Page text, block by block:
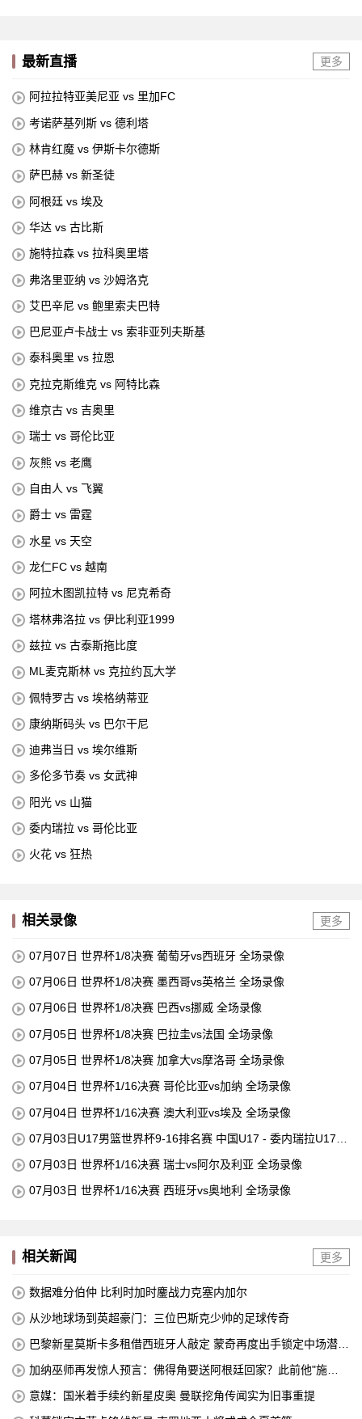
最新直播 更多
阿拉拉特亚美尼亚 vs 里加FC
考诺萨基列斯 vs 德利塔
林肯红魔 vs 伊斯卡尔德斯
萨巴赫 vs 新圣徒
阿根廷 vs 埃及
华达 vs 古比斯
施特拉森 vs 拉科奥里塔
弗洛里亚纳 vs 沙姆洛克
艾巴辛尼 vs 鲍里索夫巴特
巴尼亚卢卡战士 vs 索非亚列夫斯基
泰科奥里 vs 拉恩
克拉克斯维克 vs 阿特比森
维京古 vs 吉奥里
瑞士 vs 哥伦比亚
灰熊 vs 老鹰
自由人 vs 飞翼
爵士 vs 雷霆
水星 vs 天空
龙仁FC vs 越南
阿拉木图凯拉特 vs 尼克希奇
塔林弗洛拉 vs 伊比利亚1999
兹拉 vs 古泰斯拖比度
ML麦克斯林 vs 克拉约瓦大学
佩特罗古 vs 埃格纳蒂亚
康纳斯码头 vs 巴尔干尼
迪弗当日 vs 埃尔维斯
多伦多节奏 vs 女武神
阳光 vs 山猫
委内瑞拉 vs 哥伦比亚
火花 vs 狂热
相关录像 更多
07月07日 世界杯1/8决赛 葡萄牙vs西班牙 全场录像
07月06日 世界杯1/8决赛 墨西哥vs英格兰 全场录像
07月06日 世界杯1/8决赛 巴西vs挪威 全场录像
07月05日 世界杯1/8决赛 巴拉圭vs法国 全场录像
07月05日 世界杯1/8决赛 加拿大vs摩洛哥 全场录像
07月04日 世界杯1/16决赛 哥伦比亚vs加纳 全场录像
07月04日 世界杯1/16决赛 澳大利亚vs埃及 全场录像
07月03日U17男篮世界杯9-16排名赛 中国U17 - 委内瑞拉U17
07月03日 世界杯1/16决赛 瑞士vs阿尔及利亚 全场录像
07月03日 世界杯1/16决赛 西班牙vs奥地利 全场录像
相关新闻 更多
数据难分伯仲 比利时加时鏖战力克塞内加尔
从沙地球场到英超豪门：三位巴斯克少帅的足球传奇
巴黎新星莫斯卡多租借西班牙人敲定 蒙奇再度出手锁定中场潜力
加纳巫师再发惊人预言：佛得角要送阿根廷回家？此前他"施
意媒：国米着手续约新星皮奥 曼联挖角传闻实为旧事重提